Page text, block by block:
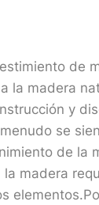
de
la madera
y
se
de la
la madera